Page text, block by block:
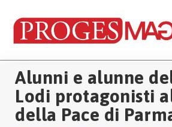
Alunni e alunne
Lodi protagonisti
della Pace di